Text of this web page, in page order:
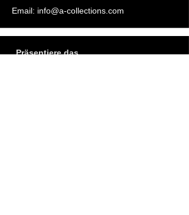
Email: info@a-collections.com
„Präsentiere das